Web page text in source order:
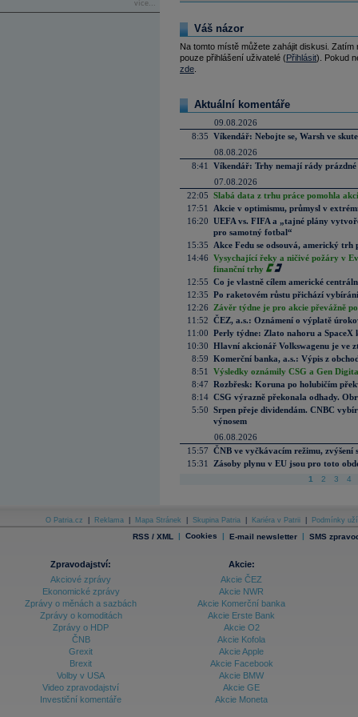
více...
Váš názor
Na tomto místě můžete zahájit diskusi.
pouze přihlášení uživatelé (Přihlásit). Pokud
zde
Aktuální komentáře
09.08.2026
8:35 Víkendář: Nebojte se, Warsh ve
08.08.2026
8:41
Víkendář: Trhy nemají rády prázdné
07.08.2026
22:05 Slabá data z trhu práce pomohla
17:51
Akcie v optimismu, průmysl v
16:20 UEFA vs. FIFA a „tajné plány
pro samotný fotbal“
15:35
Akce Fedu se odsouvá, americký
14:46 Vysychající řeky a ničivé požáry v
finanční trhy
12:55 Co je vlastně cílem americké
12:35 Po raketovém růstu přichází
12:26
Závěr týdne je pro akcie převážně
11:52 ČEZ, a.s.: Oznámení o výplatě
11:00 Perly týdne: Zlato nahoru a SpaceX
10:30 Hlavní akcionář Volkswagenu je ve
8:59 Komerční banka, a.s.: Výpis z
8:51
Výsledky oznámily CSG a Gen
8:47 Rozbřesk: Koruna po holubičím
8:14 CSG výrazně překonala odhady.
5:50 Srpen přeje dividendám. CNBC
výnosem
06.08.2026
15:57 ČNB ve vyčkávacím režimu, zvýšení
15:31
Zásoby plynu v EU jsou pro toto
1 2 3 4
O Patria.cz Reklama Mapa Stránek Skupina Patria Kariéra v Patrii Podmínky
RSS / XML | Cookies | E-mail newsletter | SMS
Zpravodajství:
Akciové zprávy
Ekonomické zprávy
Zprávy o měnách a sazbách
Zprávy o komoditách
Zprávy o HDP
ČNB
Grexit
Brexit
Volby v USA
Video zpravodajství
Investiční komentáře
Akcie:
Akcie ČEZ
Akcie NWR
Akcie Komerční banka
Akcie Erste Bank
Akcie O2
Akcie Kofola
Akcie Apple
Akcie Facebook
Akcie BMW
Akcie GE
Akcie Moneta